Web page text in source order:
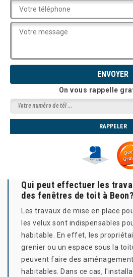
On vous rappelle
Qui peut effectuer les
des fenêtres de toit à Beon?
Les travaux de mise en place
les velux sont indispensables
habitable. En effet, les
grenier ou un espace sous la
peuvent faire des
habitables. Dans ce cas,